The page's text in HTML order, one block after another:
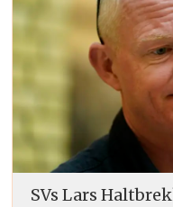
SVs Lars